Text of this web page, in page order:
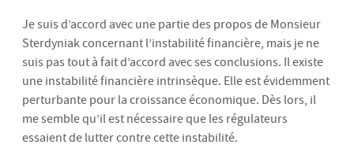
Je suis d’accord avec une partie des propos de Monsieur
Sterdyniak concernant l’instabilité financière, mais je ne
suis pas tout à fait d’accord avec ses conclusions. Il existe
une instabilité financière intrinsèque. Elle est évidemment
perturbante pour la croissance économique. Dès lors, il
me semble qu’il est nécessaire que les régulateurs
essaient de lutter contre cette instabilité.